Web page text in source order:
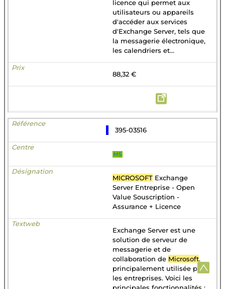
licence qui permet aux
utilisateurs ou appareils
d'accéder aux services
d'Exchange Server, tels que
la messagerie électronique,
les calendriers et...
88,32 €
395-03516
MS
MICROSOFT Exchange
Server Entreprise - Open
Value Souscription -
Assurance + Licence
Exchange Server est une
solution de serveur de
messagerie et de
collaboration de Microsoft,
principalement utilisée par
les entreprises. Voici les